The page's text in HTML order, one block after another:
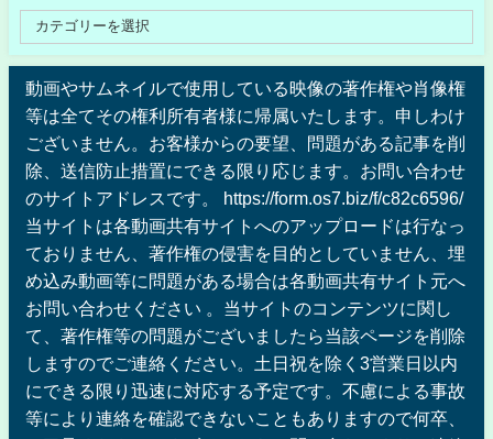
動画やサムネイルで使用している映像の著作権や肖像権
等は全てその権利所有者様に帰属いたします。申しわけ
ございません。お客様からの要望、問題がある記事を削
除、送信防止措置にできる限り応じます。お問い合わせ
のサイトアドレスです。 https://form.os7.biz/f/c82c6596/
当サイトは各動画共有サイトへのアップロードは行なっ
ておりません、著作権の侵害を目的としていません、埋
め込み動画等に問題がある場合は各動画共有サイト元へ
お問い合わせください 。当サイトのコンテンツに関し
て、著作権等の問題がございましたら当該ページを削除
しますのでご連絡ください。土日祝を除く3営業日以内
にできる限り迅速に対応する予定です。不慮による事故
等により連絡を確認できないこともありますので何卒、